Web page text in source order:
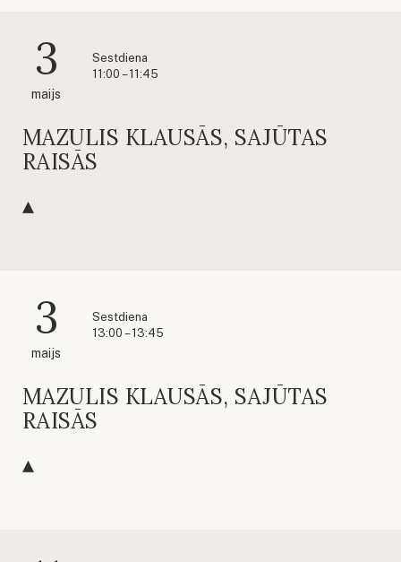
3
maijs
Sestdiena
11:00 – 11:45
MAZULIS KLAUSĀS, SAJŪTAS
RAISĀS
3
maijs
Sestdiena
13:00 – 13:45
MAZULIS KLAUSĀS, SAJŪTAS
RAISĀS